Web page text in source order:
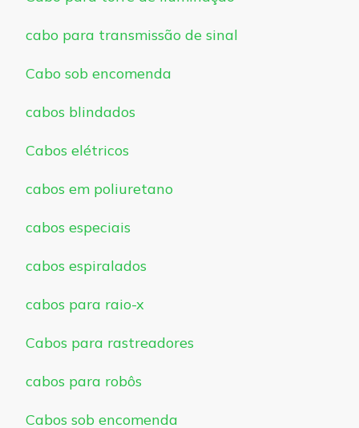
cabo para transmissão de sinal
Cabo sob encomenda
cabos blindados
Cabos elétricos
cabos em poliuretano
cabos especiais
cabos espiralados
cabos para raio-x
Cabos para rastreadores
cabos para robôs
Cabos sob encomenda